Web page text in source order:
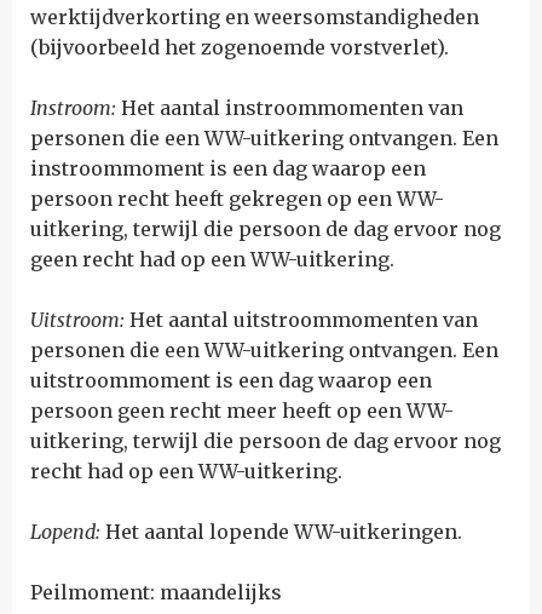
werktijdverkorting en weersomstandigheden
(bijvoorbeeld het zogenoemde vorstverlet).
Instroom: Het aantal instroommomenten van
personen die een WW-uitkering ontvangen. Een
instroommoment is een dag waarop een
persoon recht heeft gekregen op een WW-
uitkering, terwijl die persoon de dag ervoor nog
geen recht had op een WW-uitkering.
Uitstroom: Het aantal uitstroommomenten van
personen die een WW-uitkering ontvangen. Een
uitstroommoment is een dag waarop een
persoon geen recht meer heeft op een WW-
uitkering, terwijl die persoon de dag ervoor nog
recht had op een WW-uitkering.
Lopend: Het aantal lopende WW-uitkeringen.
Peilmoment: maandelijks